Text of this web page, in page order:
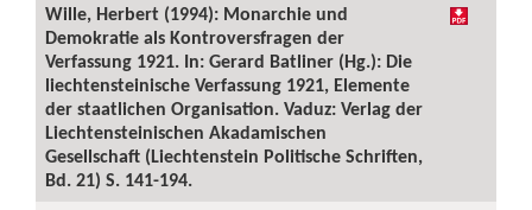
Wille, Herbert (1994): Monarchie und
Demokratie als Kontroversfragen der
Verfassung 1921. In: Gerard Batliner (Hg.): Die
liechtensteinische Verfassung 1921, Elemente
der staatlichen Organisation. Vaduz: Verlag der
Liechtensteinischen Akadamischen
Gesellschaft (Liechtenstein Politische Schriften,
Bd. 21) S. 141-194.